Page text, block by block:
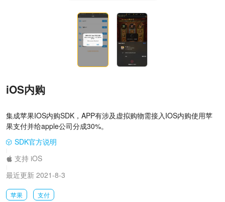
iOS内购
集成苹果IOS内购SDK，APP有涉及虚拟购物需接入IOS内购使用苹
果支付并给apple公司分成30%。
SDK官方说明
支持 iOS
最近更新 2021-8-3
苹果 支付